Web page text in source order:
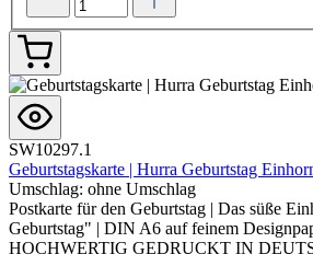
SW10297.1
Geburtstagskarte | Hurra Geburtstag
Umschlag: ohne Umschlag
Postkarte für den Geburtstag | Das süße
Geburtstag" | DIN A6 auf feinem
HOCHWERTIG GEDRUCKT IN